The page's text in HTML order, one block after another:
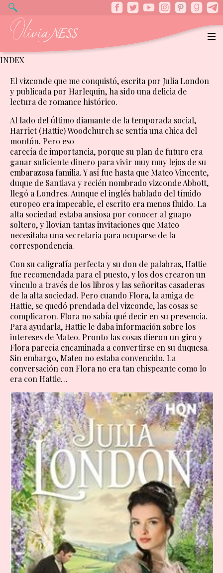
INDEX
El vizconde que me conquistó, escrita por Julia London
y publicada por Harlequin, ha sido una delicia de
lectura de romance histórico.
Al lado del último diamante de la temporada social,
Harriet (Hattie) Woodchurch se sentía una chica del
montón. Pero eso
carecía de importancia, porque su plan de futuro era
ganar suficiente dinero para vivir muy muy lejos de su
embarazosa familia. Y así fue hasta que Mateo Vincente,
duque de Santiava y recién nombrado vizconde Abbott,
llegó a Londres. Aunque el inglés hablado del tímido
europeo era impecable, el escrito era menos fluido. La
alta sociedad estaba ansiosa por conocer al guapo
soltero, y llovían tantas invitaciones que Mateo
necesitaba una secretaria para ocuparse de la
correspondencia.
Con su caligrafía perfecta y su don de palabras, Hattie
fue recomendada para el puesto, y los dos crearon un
vínculo a través de los libros y las señoritas casaderas
de la alta sociedad. Pero cuando Flora, la amiga de
Hattie, se quedó prendada del vizconde, las cosas se
complicaron. Flora no sabía qué decir en su presencia.
Para ayudarla, Hattie le daba información sobre los
intereses de Mateo. Pronto las cosas dieron un giro y
Flora parecía encaminada a convertirse en su duquesa.
Sin embargo, Mateo no estaba convencido. La
conversación con Flora no era tan chispeante como lo
era con Hattie…